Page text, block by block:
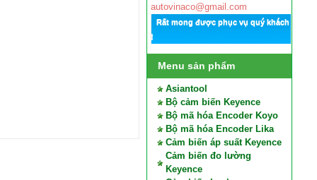
autovinaco@gmail.com
Rất mong được phục vụ quý khách
!
Menu sản phẩm
Asiantool
Bộ cảm biến Keyence
Bộ mã hóa Encoder Koyo
Bộ mã hóa Encoder Lika
Cảm biến áp suất Keyence
Cảm biến đo lường
Keyence